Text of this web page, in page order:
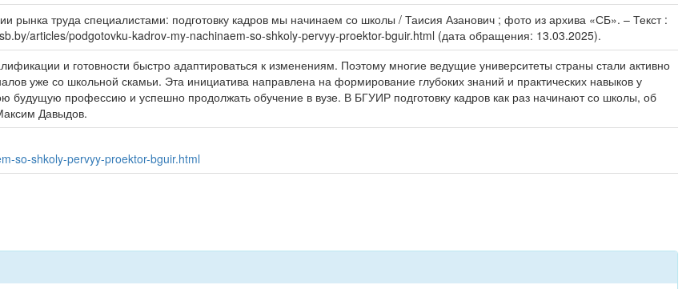
труда специалистами: подготовку кадров мы начинаем со школы / Таисия Азанович ; фото из архива «СБ». – Текст :
articles/podgotovku-kadrov-my-nachinaem-so-shkoly-pervyy-proektor-bguir.html (дата обращения: 13.03.2025).
и готовности быстро адаптироваться к изменениям. Поэтому многие ведущие университеты страны стали активно
уже со школьной скамьи. Эта инициатива направлена на формирование глубоких знаний и практических навыков у
будущую профессию и успешно продолжать обучение в вузе. В БГУИР подготовку кадров как раз начинают со школы, об
Давыдов.
so-shkoly-pervyy-proektor-bguir.html